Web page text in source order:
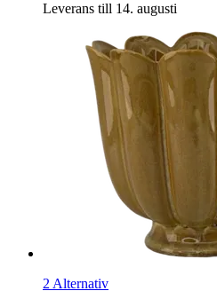
Leverans till 14. augusti
2 Alternativ